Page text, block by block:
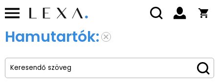
Hamutartók: